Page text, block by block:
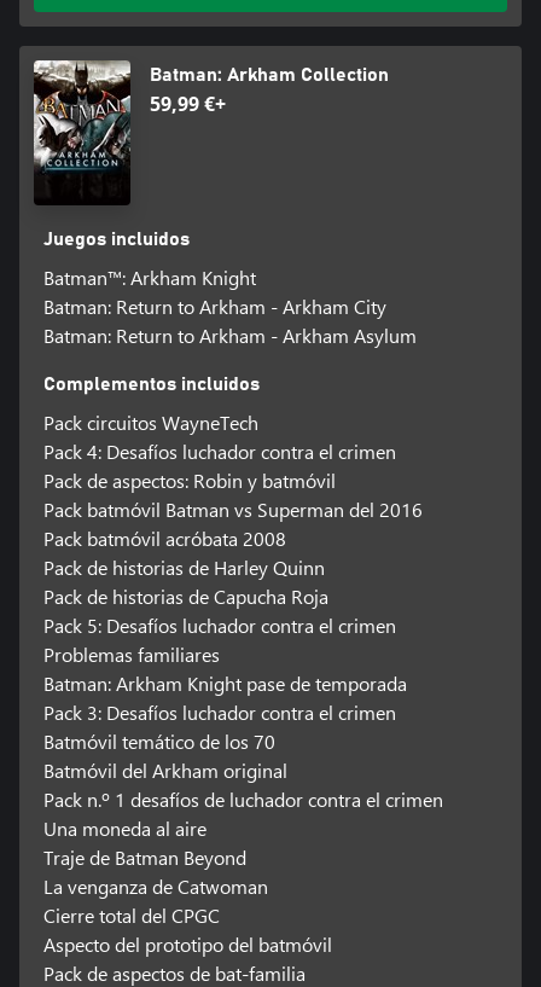
Batman: Arkham Collection
59,99 €+
Juegos incluidos
Batman™: Arkham Knight
Batman: Return to Arkham - Arkham City
Batman: Return to Arkham - Arkham Asylum
Complementos incluidos
Pack circuitos WayneTech
Pack 4: Desafíos luchador contra el crimen
Pack de aspectos: Robin y batmóvil
Pack batmóvil Batman vs Superman del 2016
Pack batmóvil acróbata 2008
Pack de historias de Harley Quinn
Pack de historias de Capucha Roja
Pack 5: Desafíos luchador contra el crimen
Problemas familiares
Batman: Arkham Knight pase de temporada
Pack 3: Desafíos luchador contra el crimen
Batmóvil temático de los 70
Batmóvil del Arkham original
Pack n.º 1 desafíos de luchador contra el crimen
Una moneda al aire
Traje de Batman Beyond
La venganza de Catwoman
Cierre total del CPGC
Aspecto del prototipo del batmóvil
Pack de aspectos de bat-familia